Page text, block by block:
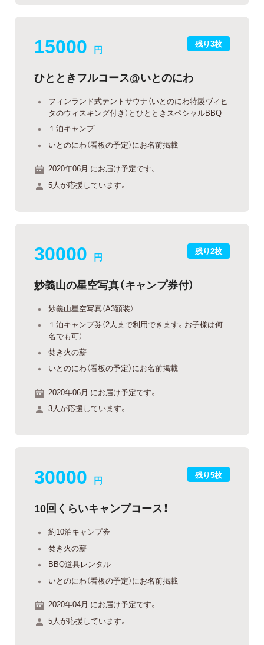
残り3枚
15000 円
ひとときフルコース@いとのにわ
フィンランド式テントサウナ（いとのにわ特製ヴィヒ
タのウィスキング付き）とひとときスペシャルBBQ
１泊キャンプ
いとのにわ（看板の予定）にお名前掲載
2020年06月 にお届け予定です。
5人が応援しています。
残り2枚
30000 円
妙義山の星空写真（キャンプ券付）
妙義山星空写真（A3額装）
１泊キャンプ券（2人まで利用できます。お子様は何
名でも可）
焚き火の薪
いとのにわ（看板の予定）にお名前掲載
2020年06月 にお届け予定です。
3人が応援しています。
残り5枚
30000 円
10回くらいキャンプコース！
約10泊キャンプ券
焚き火の薪
BBQ道具レンタル
いとのにわ（看板の予定）にお名前掲載
2020年04月 にお届け予定です。
5人が応援しています。